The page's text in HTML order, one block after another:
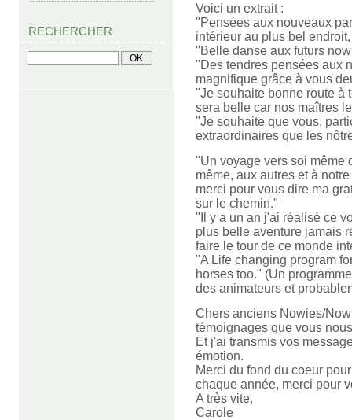
RECHERCHER
Voici un extrait :
"Pensées aux nouveaux
intérieur au plus bel
"Belle danse aux futurs
"Des tendres pensées aux
magnifique grâce à vous
"Je souhaite bonne route à
sera belle car nos maîtres
"Je souhaite que vous,
extraordinaires que les
"Un voyage vers soi même
même, aux autres et à
merci pour vous dire ma
sur le chemin."
"Il y a un an j'ai réalisé ce
plus belle aventure jamais
faire le tour de ce monde
"A Life changing program
horses too." (Un
des animateurs et
Chers anciens Nowies/
témoignages que vous
Et j'ai transmis vos
émotion.
Merci du fond du coeur
chaque année, merci pour
A très vite,
Carole